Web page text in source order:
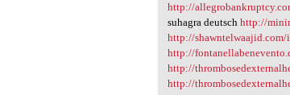
http://
suhagra deutschhttp://
http://
http://
http://
http://